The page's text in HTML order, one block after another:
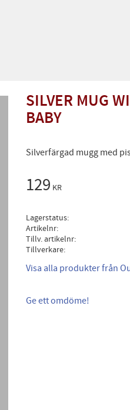
SILVER MUG
BABY
Silverfärgad mugg med
129 KR
Lagerstatus
Artikelnr
Tillv. artikelnr
Tillverkare
Visa alla produkter från
Ge ett omdöme!